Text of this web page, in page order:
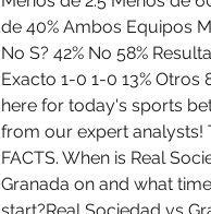
de 40% Ambos Equipos
No S? 42% No 58%
Exacto 1-0 1-0 13% Otros
here for today's sports
from our expert analysts!
FACTS. When is Real
Granada on and what